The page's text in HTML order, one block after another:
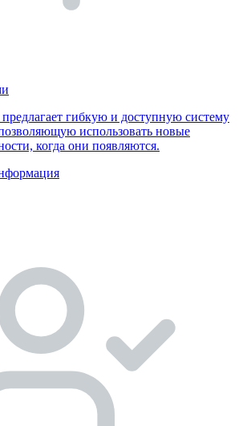
гибкую и доступную систему
использовать новые
когда они появляются.